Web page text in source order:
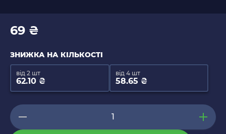
69 ₴
ЗНИЖКА НА КІЛЬКОСТІ
62.10 ₴
від 2 шт
58.65 ₴
від 4 шт